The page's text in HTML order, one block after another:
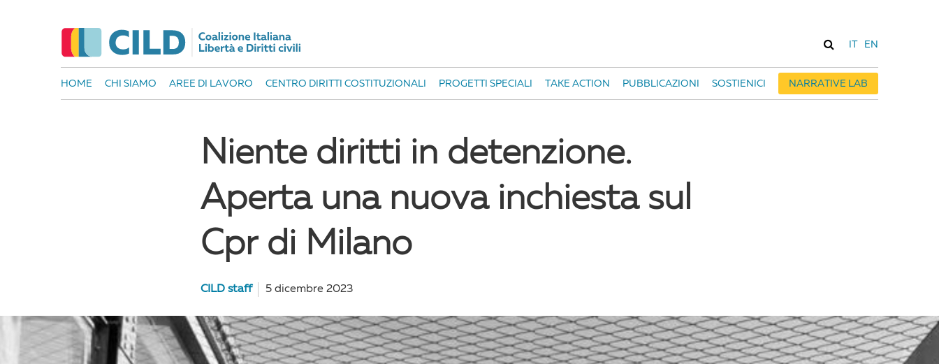
EN
HOME CHI SIAMO AREE DI LAVORO CENTRO DIRITTI COSTITUZIONALI PROGETTI SPECIALI TAKE ACTION PUBBLICAZIONI SOSTIENICI NARRATIVE LAB
Niente diritti in detenzione.
Aperta una nuova inchiesta sul
Cpr di Milano
CILD staff 5 dicembre 2023